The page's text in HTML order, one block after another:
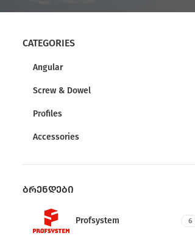
CATEGORIES
Angular
Screw & Dowel
Profiles
Accessories
ᲑᲠᲔᲜᲓᲔᲑᲘ
Profsystem 6